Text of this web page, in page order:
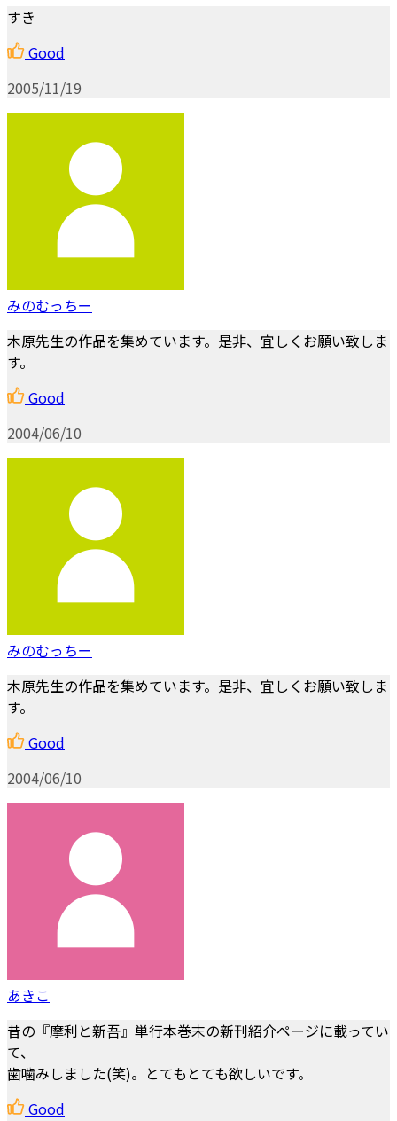
すき
Good
2005/11/19
みのむっちー
木原先生の作品を集めています。是非、宜しくお願い致しま
す。
Good
2004/06/10
みのむっちー
木原先生の作品を集めています。是非、宜しくお願い致しま
す。
Good
2004/06/10
あきこ
昔の『摩利と新吾』単行本巻末の新刊紹介ページに載ってい
て、
歯噛みしました(笑)。とてもとても欲しいです。
Good